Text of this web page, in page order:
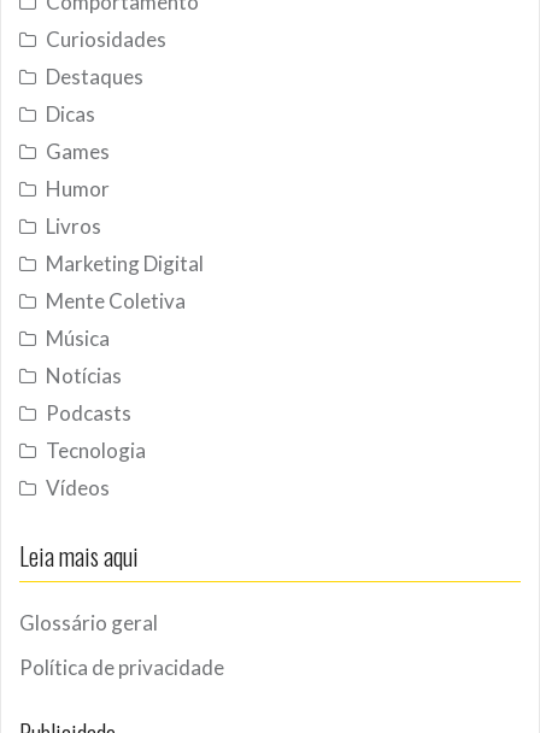
Curiosidades
Destaques
Dicas
Games
Humor
Livros
Marketing Digital
Mente Coletiva
Música
Notícias
Podcasts
Tecnologia
Vídeos
Leia mais aqui
Glossário geral
Política de privacidade